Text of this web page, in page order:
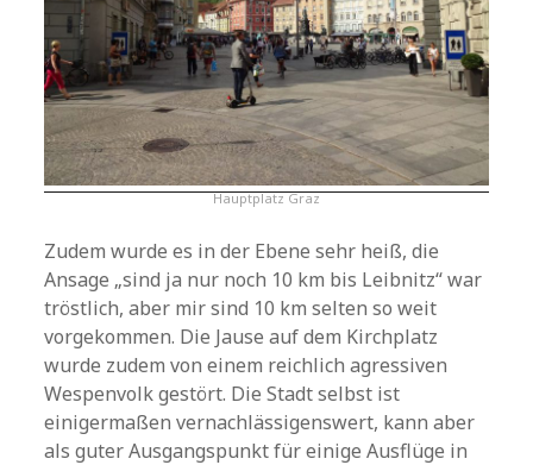
Hauptplatz Graz
Zudem wurde es in der Ebene sehr heiß, die
Ansage „sind ja nur noch 10 km bis Leibnitz“ war
tröstlich, aber mir sind 10 km selten so weit
vorgekommen. Die Jause auf dem Kirchplatz
wurde zudem von einem reichlich agressiven
Wespenvolk gestört. Die Stadt selbst ist
einigermaßen vernachlässigenswert, kann aber
als guter Ausgangspunkt für einige Ausflüge in